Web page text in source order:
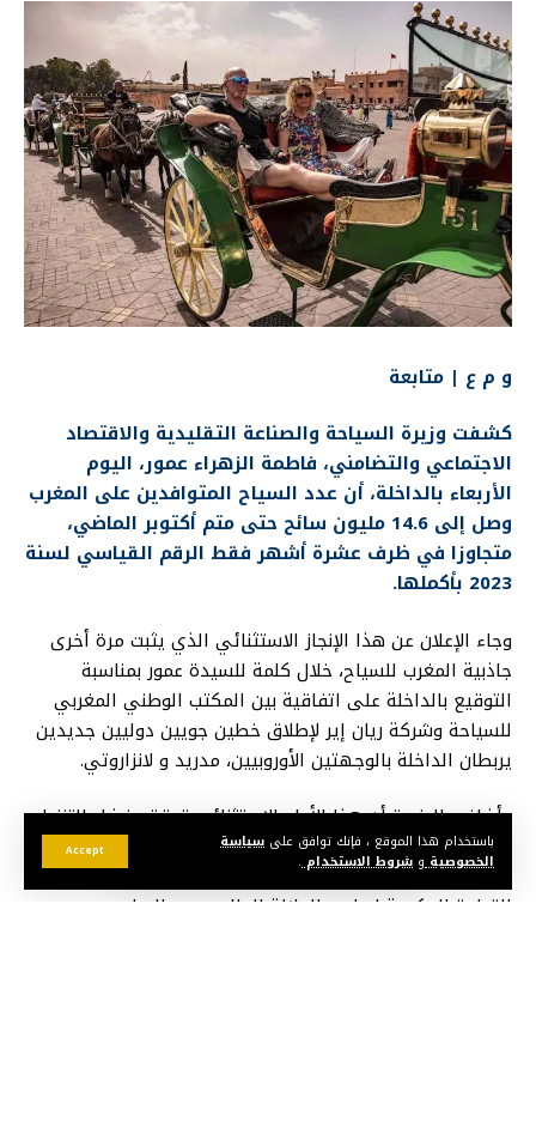
باستخدام هذا الموقع ، فإنك توافق على سياسة
الخصوصيةو شروط الاستخدام.
Accept
و م ع | متابعة
كشفت وزيرة السياحة والصناعة التقليدية والاقتصاد
الاجتماعي والتضامني، فاطمة الزهراء عمور، اليوم
الأربعاء بالداخلة، أن عدد السياح المتوافدين على المغرب
وصل إلى 14.6 مليون سائح حتى متم أكتوبر الماضي،
متجاوزا في ظرف عشرة أشهر فقط الرقم القياسي لسنة
2023 بأكملها.
وجاء الإعلان عن هذا الإنجاز الاستثنائي الذي يثبت مرة أخرى
جاذبية المغرب للسياح، خلال كلمة للسيدة عمور بمناسبة
التوقيع بالداخلة على اتفاقية بين المكتب الوطني المغربي
للسياحة وشركة ريان إير لإطلاق خطين جويين دوليين جديدين
يربطان الداخلة بالوجهتين الأوروبيين، مدريد و لانزاروتي.
وأضافت الوزيرة أن هذا الأداء الاستثنائي تحقق بفضل التنزيل
الفعال لخارطة طريق السياحة 2023-2026، مجددة الالتزام
بتطوير قطاع السياحة بالمغرب على كافة الأصعدة، وذلك تحت
القيادة الحكيمة لصاحب الجلالة الملك محمد السادس.